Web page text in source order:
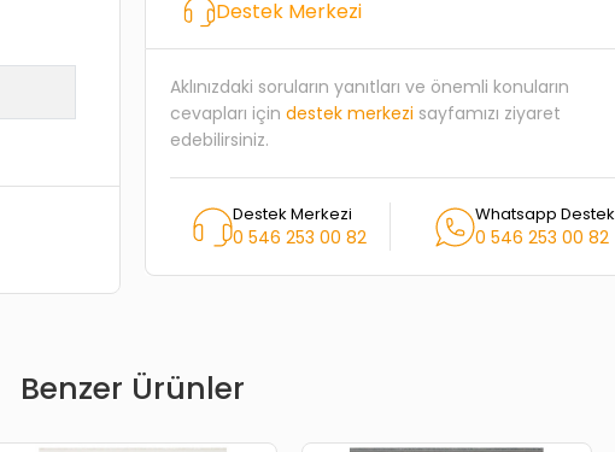
Destek Merkezi
Aklınızdaki soruların yanıtları ve önemli konuların
cevapları için destek merkezi sayfamızı ziyaret
edebilirsiniz.
Destek Merkezi
0 546 253 00 82
Whatsapp Destek
0 546 253 00 82
Benzer Ürünler